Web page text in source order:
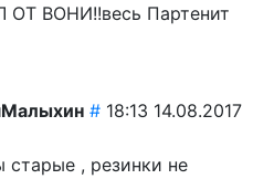
ОТ ВОНИ!!весь Партенит
# 18:13 14.08.2017
старые , резинки не